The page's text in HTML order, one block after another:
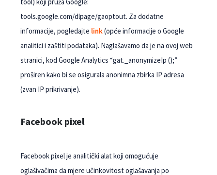
tools.google.com/dlpage/gaoptout. Za dodatne
informacije, pogledajte link(opće informacije o Google
analitici i zaštiti podataka). Naglašavamo da je na ovoj web
stranici, kod Google Analytics “gat._anonymizeIp ();”
proširen kako bi se osigurala anonimna zbirka IP adresa
(zvan IP prikrivanje).
Facebook pixel
Facebook pixel je analitički alat koji omogućuje
oglašivačima da mjere učinkovitost oglašavanja po